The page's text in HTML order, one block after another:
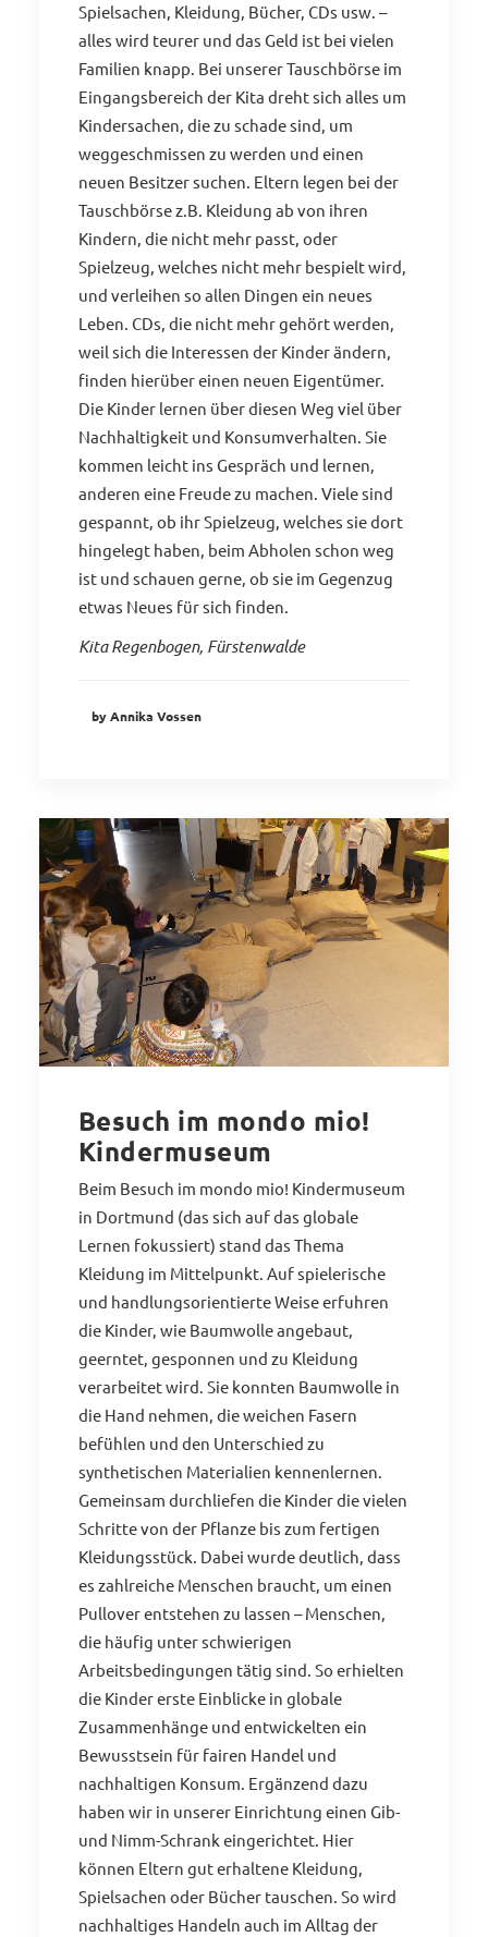
Spielsachen, Kleidung, Bücher, CDs usw. –
alles wird teurer und das Geld ist bei vielen
Familien knapp. Bei unserer Tauschbörse im
Eingangsbereich der Kita dreht sich alles um
Kindersachen, die zu schade sind, um
weggeschmissen zu werden und einen
neuen Besitzer suchen. Eltern legen bei der
Tauschbörse z.B. Kleidung ab von ihren
Kindern, die nicht mehr passt, oder
Spielzeug, welches nicht mehr bespielt wird,
und verleihen so allen Dingen ein neues
Leben. CDs, die nicht mehr gehört werden,
weil sich die Interessen der Kinder ändern,
finden hierüber einen neuen Eigentümer.
Die Kinder lernen über diesen Weg viel über
Nachhaltigkeit und Konsumverhalten. Sie
kommen leicht ins Gespräch und lernen,
anderen eine Freude zu machen. Viele sind
gespannt, ob ihr Spielzeug, welches sie dort
hingelegt haben, beim Abholen schon weg
ist und schauen gerne, ob sie im Gegenzug
etwas Neues für sich finden.
Kita Regenbogen, Fürstenwalde
by Annika Vossen
Besuch im mondo mio!
Kindermuseum
Beim Besuch im mondo mio! Kindermuseum
in Dortmund (das sich auf das globale
Lernen fokussiert) stand das Thema
Kleidung im Mittelpunkt. Auf spielerische
und handlungsorientierte Weise erfuhren
die Kinder, wie Baumwolle angebaut,
geerntet, gesponnen und zu Kleidung
verarbeitet wird. Sie konnten Baumwolle in
die Hand nehmen, die weichen Fasern
befühlen und den Unterschied zu
synthetischen Materialien kennenlernen.
Gemeinsam durchliefen die Kinder die vielen
Schritte von der Pflanze bis zum fertigen
Kleidungsstück. Dabei wurde deutlich, dass
es zahlreiche Menschen braucht, um einen
Pullover entstehen zu lassen – Menschen,
die häufig unter schwierigen
Arbeitsbedingungen tätig sind. So erhielten
die Kinder erste Einblicke in globale
Zusammenhänge und entwickelten ein
Bewusstsein für fairen Handel und
nachhaltigen Konsum. Ergänzend dazu
haben wir in unserer Einrichtung einen Gib-
und Nimm-Schrank eingerichtet. Hier
können Eltern gut erhaltene Kleidung,
Spielsachen oder Bücher tauschen. So wird
nachhaltiges Handeln auch im Alltag der